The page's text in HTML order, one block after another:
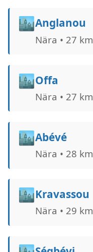
🏙️Anglanou
Nära • 27 km
🏙️Offa
Nära • 27 km
🏙️Abévé
Nära • 28 km
🏙️Kravassou
Nära • 29 km